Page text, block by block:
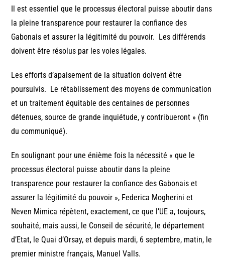
Il est essentiel que le processus électoral puisse aboutir dans
la pleine transparence pour restaurer la confiance des
Gabonais et assurer la légitimité du pouvoir. Les différends
doivent être résolus par les voies légales.
Les efforts d’apaisement de la situation doivent être
poursuivis. Le rétablissement des moyens de communication
et un traitement équitable des centaines de personnes
détenues, source de grande inquiétude, y contribueront » (fin
du communiqué).
En soulignant pour une énième fois la nécessité « que le
processus électoral puisse aboutir dans la pleine
transparence pour restaurer la confiance des Gabonais et
assurer la légitimité du pouvoir », Federica Mogherini et
Neven Mimica répètent, exactement, ce que l’UE a, toujours,
souhaité, mais aussi, le Conseil de sécurité, le département
d’Etat, le Quai d’Orsay, et depuis mardi, 6 septembre, matin, le
premier ministre français, Manuel Valls.